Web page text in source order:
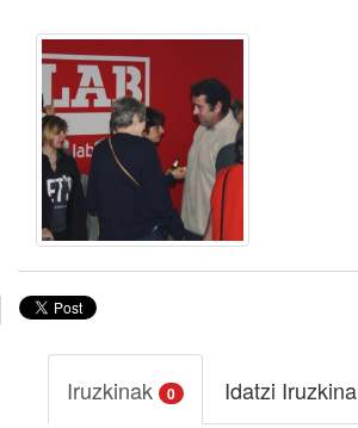
Iruzkinak 0 Idatzi Iruzkina